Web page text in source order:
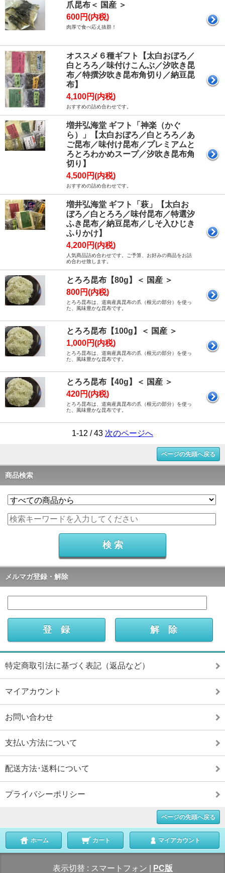
爪昆布＜ 国産 ＞
600円(内税)
肉厚で食べ応え抜群！
オススメ６種ギフト【太白おぼろ／
白とろろ／味付けこんぶ／汐吹き昆
布／特撰汐吹き昆布角切り／納豆昆
布】
4,100円(内税)
おすすめの詰め合わせです。
増井弘海堂 ギフト「神楽（かぐ
ら）」【太白おぼろ／白とろろ／あ
ご昆布／味付け昆布／プレミアムと
ろとろわかめスープ／汐吹き昆布角
切り】
4,500円(内税)
おすすめの詰め合わせです。
増井弘海堂 ギフト「萩」【太白お
ぼろ／白とろろ／味付昆布／特選汐
ふき昆布／納豆昆布／しそ入ひじき
ふりかけ】
4,200円(内税)
人気商品詰め合わせです。ご予算、お好みの商品をお詰
め合わせ致します。
とろろ昆布【80g】＜ 国産 ＞
800円(内税)
とろろ昆布は、道南産真昆布の爪（根元の部分）を使っ
た、風味豊かな昆布です。
とろろ昆布【100g】＜ 国産 ＞
1,000円(内税)
とろろ昆布は、道南産真昆布の爪（根元の部分）を使っ
た、風味豊かな昆布です。
とろろ昆布【40g】＜ 国産 ＞
420円(内税)
とろろ昆布は、道南産真昆布の爪（根元の部分）を使っ
た、風味豊かな昆布です。
1-12 / 43 次のページへ
ページの先頭へ戻る
商品検索
メルマガ登録・解除
特定商取引法に基づく表記（返品など）
マイアカウント
お問い合わせ
支払い方法について
配送方法･送料について
プライバシーポリシー
ページの先頭へ戻る
ホーム カート マイアカウント
表示切替 : スマートフォン PC版